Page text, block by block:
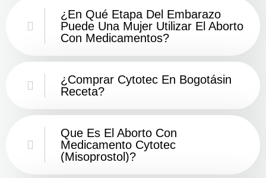
¿En Qué Etapa Del Embarazo
Puede Una Mujer Utilizar El Aborto
Con Medicamentos?
¿Comprar Cytotec En Bogotásin
Receta?
Que Es El Aborto Con
Medicamento Cytotec
(misoprostol)?